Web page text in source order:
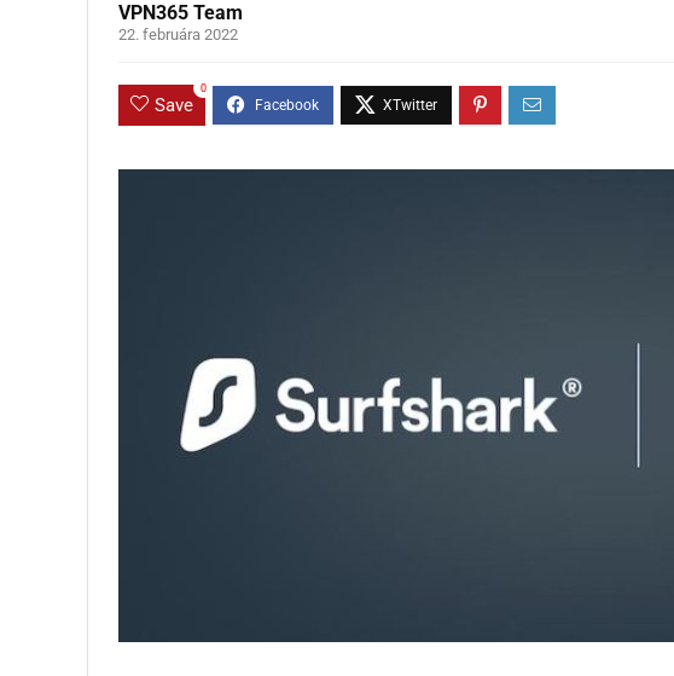
VPN365 Team
22. februára 2022
Save
0